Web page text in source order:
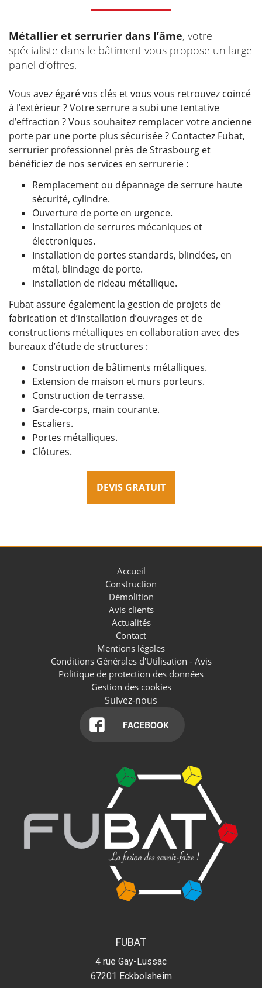
Métallier et serrurier dans l’âme, votre
spécialiste dans le bâtiment vous propose un large
panel d’offres.
Vous avez égaré vos clés et vous vous retrouvez coincé
à l’extérieur ? Votre serrure a subi une tentative
d’effraction ? Vous souhaitez remplacer votre ancienne
porte par une porte plus sécurisée ? Contactez Fubat,
serrurier professionnel près de Strasbourg et
bénéficiez de nos services en serrurerie :
Remplacement ou dépannage de serrure haute
sécurité, cylindre.
Ouverture de porte en urgence.
Installation de serrures mécaniques et
électroniques.
Installation de portes standards, blindées, en
métal, blindage de porte.
Installation de rideau métallique.
Fubat assure également la gestion de projets de
fabrication et d’installation d’ouvrages et de
constructions métalliques en collaboration avec des
bureaux d’étude de structures :
Construction de bâtiments métalliques.
Extension de maison et murs porteurs.
Construction de terrasse.
Garde-corps, main courante.
Escaliers.
Portes métalliques.
Clôtures.
DEVIS GRATUIT
Accueil
Construction
Démolition
Avis clients
Actualités
Contact
Mentions légales
Conditions Générales d'Utilisation - Avis
Politique de protection des données
Gestion des cookies
Suivez-nous
FACEBOOK
FUBAT
4 rue Gay-Lussac
67201 Eckbolsheim